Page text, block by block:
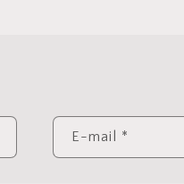
E-mail *